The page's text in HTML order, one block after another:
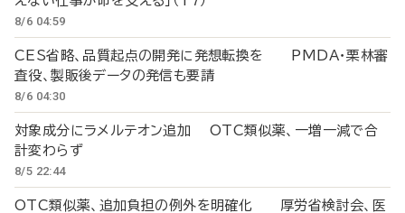
8/6 04:59
CES省略、品質起点の開発に発想転換を PMDA・栗林審
査役、製販後データの発信も要請
8/6 04:30
対象成分にラメルテオン追加 OTC類似薬、一増一減で合
計変わらず
8/5 22:44
OTC類似薬、追加負担の例外を明確化 厚労省検討会、医